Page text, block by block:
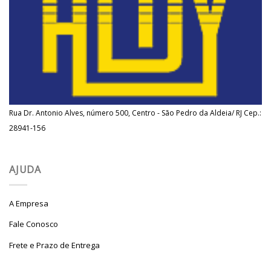
Rua Dr. Antonio Alves, número 500, Centro - São Pedro da Aldeia/ RJ Cep.:
28941-156
AJUDA
A Empresa
Fale Conosco
Frete e Prazo de Entrega